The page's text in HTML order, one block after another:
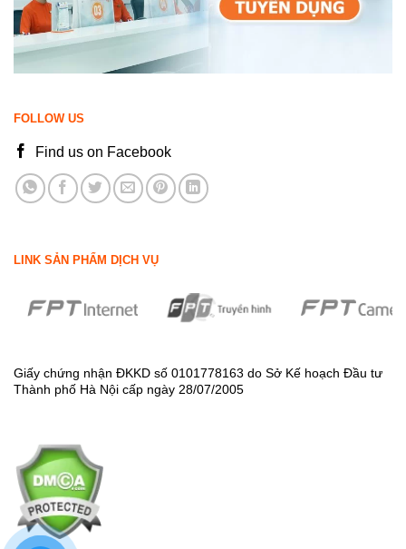
FOLLOW US
Find us on Facebook
LINK SẢN PHẨM DỊCH VỤ
Giấy chứng nhận ĐKKD số 0101778163 do Sở Kế hoạch Đầu tư
Thành phố Hà Nội cấp ngày 28/07/2005